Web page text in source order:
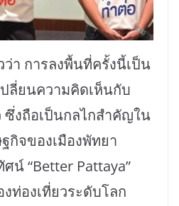
ว่า การลงพื้นที่ครั้งนี้เป็น
ลี่ยนความคิดเห็นกับ
ซึ่งถือเป็นกลไกสำคัญใน
กิจของเมืองพัทยา
น์ “Better Pattaya”
ท่องเที่ยวระดับโลก